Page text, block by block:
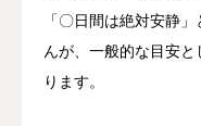
「〇日間は絶対安静
んが、一般的な目安
ります。